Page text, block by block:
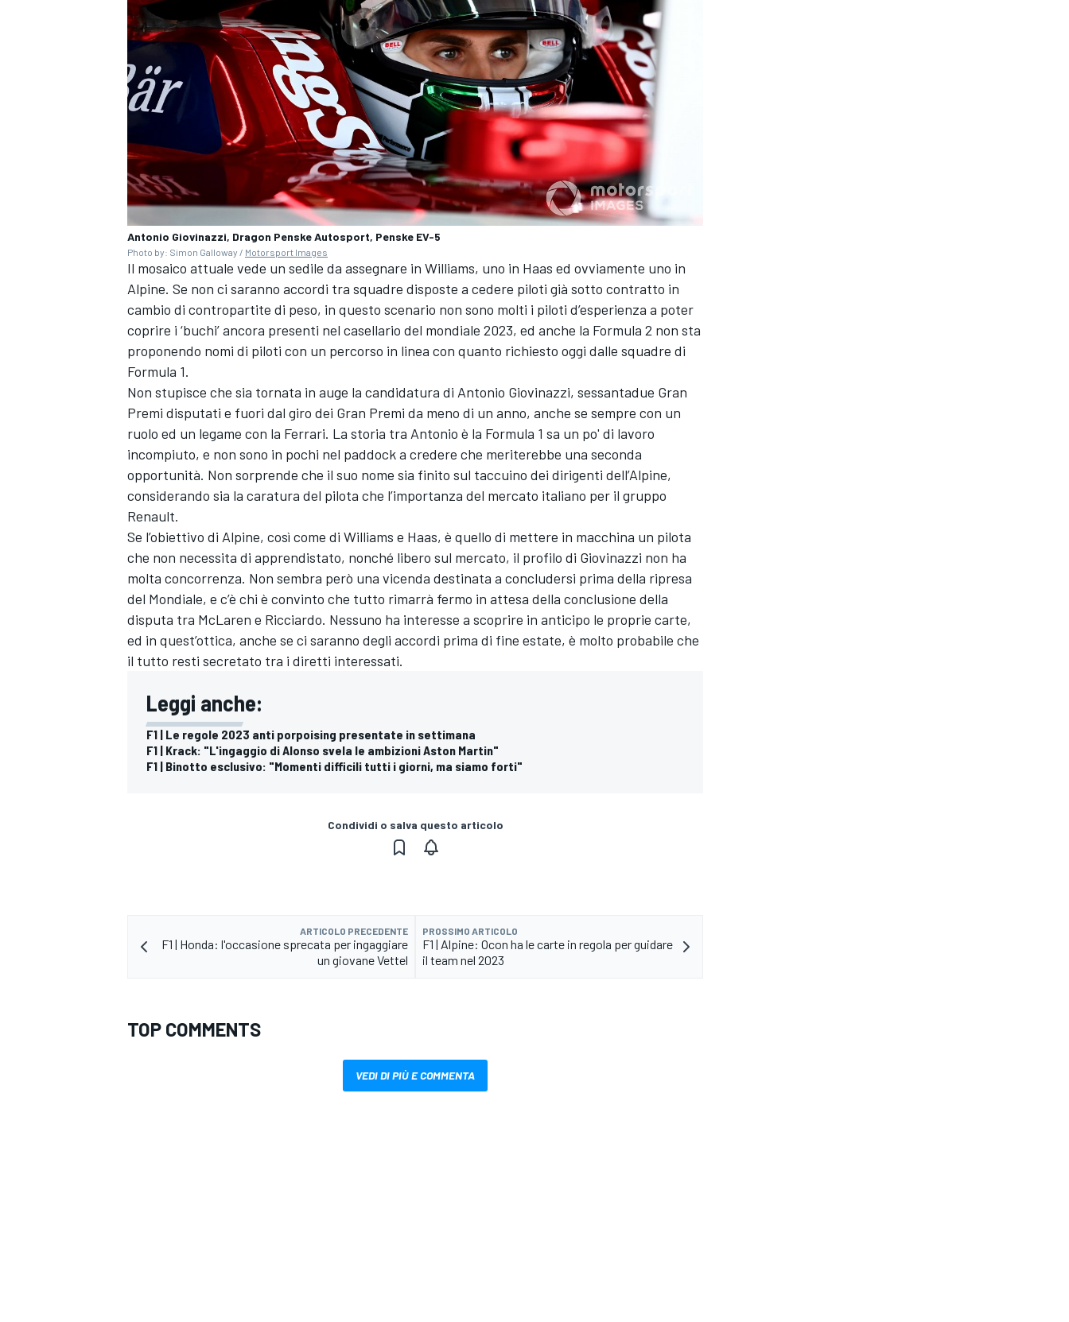
ENDURANCE/GT
MONOMARCA
Antonio Giovinazzi, Dragon Penske Autosport, Penske EV-5
Photo by: Simon Galloway / Motorsport Images
Il mosaico attuale vede un sedile da assegnare in Williams, uno in Haas ed ovviamente uno in
Alpine. Se non ci saranno accordi tra squadre disposte a cedere piloti già sotto contratto in
cambio di contropartite di peso, in questo scenario non sono molti i piloti d’esperienza a poter
coprire i ‘buchi’ ancora presenti nel casellario del mondiale 2023, ed anche la Formula 2 non sta
proponendo nomi di piloti con un percorso in linea con quanto richiesto oggi dalle squadre di
Formula 1.
Non stupisce che sia tornata in auge la candidatura di Antonio Giovinazzi, sessantadue Gran
Premi disputati e fuori dal giro dei Gran Premi da meno di un anno, anche se sempre con un
ruolo ed un legame con la Ferrari. La storia tra Antonio è la Formula 1 sa un po' di lavoro
incompiuto, e non sono in pochi nel paddock a credere che meriterebbe una seconda
opportunità. Non sorprende che il suo nome sia finito sul taccuino dei dirigenti dell’Alpine,
considerando sia la caratura del pilota che l’importanza del mercato italiano per il gruppo
Renault.
Se l’obiettivo di Alpine, così come di Williams e Haas, è quello di mettere in macchina un pilota
che non necessita di apprendistato, nonché libero sul mercato, il profilo di Giovinazzi non ha
molta concorrenza. Non sembra però una vicenda destinata a concludersi prima della ripresa
del Mondiale, e c’è chi è convinto che tutto rimarrà fermo in attesa della conclusione della
disputa tra McLaren e Ricciardo. Nessuno ha interesse a scoprire in anticipo le proprie carte,
ed in quest’ottica, anche se ci saranno degli accordi prima di fine estate, è molto probabile che
il tutto resti secretato tra i diretti interessati.
Leggi anche:
F1 | Le regole 2023 anti porpoising presentate in settimana
F1 | Krack: "L'ingaggio di Alonso svela le ambizioni Aston Martin"
F1 | Binotto esclusivo: "Momenti difficili tutti i giorni, ma siamo forti"
Condividi o salva questo articolo
ARTICOLO PRECEDENTE
F1 | Honda: l'occasione sprecata per ingaggiare
un giovane Vettel
PROSSIMO ARTICOLO
F1 | Alpine: Ocon ha le carte in regola per guidare
il team nel 2023
TOP COMMENTS
VEDI DI PIÙ E COMMENTA